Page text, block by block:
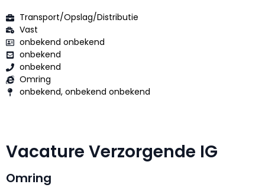
Transport/Opslag/Distributie
Vast
onbekend onbekend
onbekend
onbekend
Omring
onbekend, onbekend onbekend
Vacature Verzorgende IG
Omring